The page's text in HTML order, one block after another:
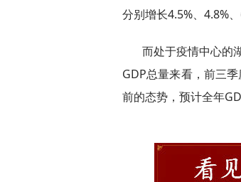
分别增长4.5%、4.8%
而处于疫情中心的
GDP总量来看，前三
前的态势，预计全年